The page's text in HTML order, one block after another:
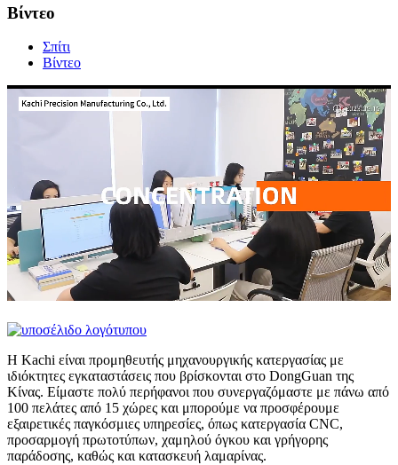
Βίντεο
Σπίτι
Βίντεο
Η Kachi είναι προμηθευτής μηχανουργικής κατεργασίας με
ιδιόκτητες εγκαταστάσεις που βρίσκονται στο DongGuan της
Κίνας. Είμαστε πολύ περήφανοι που συνεργαζόμαστε με πάνω από
100 πελάτες από 15 χώρες και μπορούμε να προσφέρουμε
εξαιρετικές παγκόσμιες υπηρεσίες, όπως κατεργασία CNC,
προσαρμογή πρωτοτύπων, χαμηλού όγκου και γρήγορης
παράδοσης, καθώς και κατασκευή λαμαρίνας.